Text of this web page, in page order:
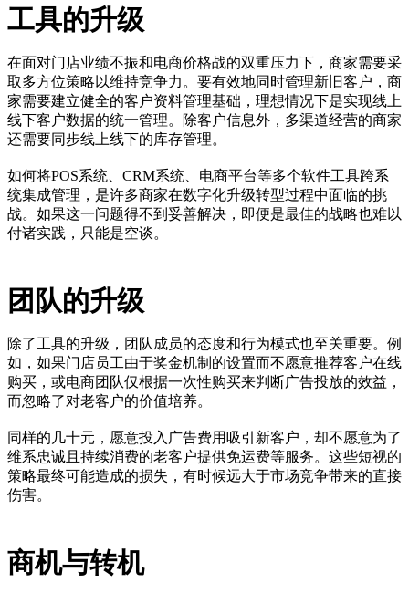
工具的升级
在面对门店业绩不振和电商价格战的双重压力下，商家需要采
取多方位策略以维持竞争力。要有效地同时管理新旧客户，商
家需要建立健全的客户资料管理基础，理想情况下是实现线上
线下客户数据的统一管理。除客户信息外，多渠道经营的商家
还需要同步线上线下的库存管理。
如何将POS系统、CRM系统、电商平台等多个软件工具跨系
统集成管理，是许多商家在数字化升级转型过程中面临的挑
战。如果这一问题得不到妥善解决，即便是最佳的战略也难以
付诸实践，只能是空谈。
团队的升级
除了工具的升级，团队成员的态度和行为模式也至关重要。例
如，如果门店员工由于奖金机制的设置而不愿意推荐客户在线
购买，或电商团队仅根据一次性购买来判断广告投放的效益，
而忽略了对老客户的价值培养。
同样的几十元，愿意投入广告费用吸引新客户，却不愿意为了
维系忠诚且持续消费的老客户提供免运费等服务。这些短视的
策略最终可能造成的损失，有时候远大于市场竞争带来的直接
伤害。
商机与转机